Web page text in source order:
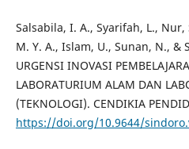
Salsabila, I. A., Syarifah, L.,
M. Y. A., Islam, U., Sunan, N., &
URGENSI INOVASI
LABORATURIUM ALAM DAN
(TEKNOLOGI). CENDIKIA
https://doi.org/10.9644/